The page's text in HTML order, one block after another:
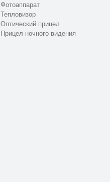
Фотоаппарат
Тепловизор
Оптический прицел
Прицел ночного видения